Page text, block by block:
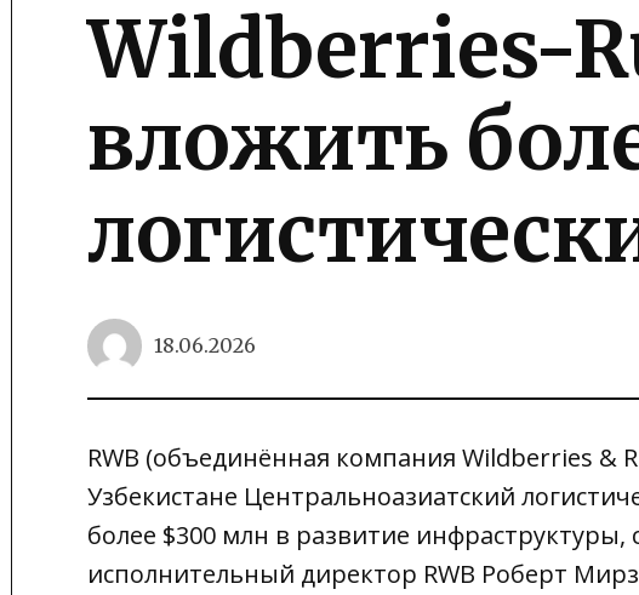
Wildberries-
вложить
18.06.2026
RWB (объединённая компания Wildberries &
Узбекистане Центральноазиатский
более $300 млн в развитие
исполнительный директор RWB Роберт